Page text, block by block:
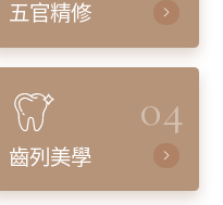
五官精修
04
齒列美學